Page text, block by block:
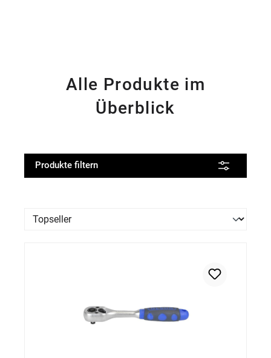
Alle Produkte im
Überblick
Produkte filtern